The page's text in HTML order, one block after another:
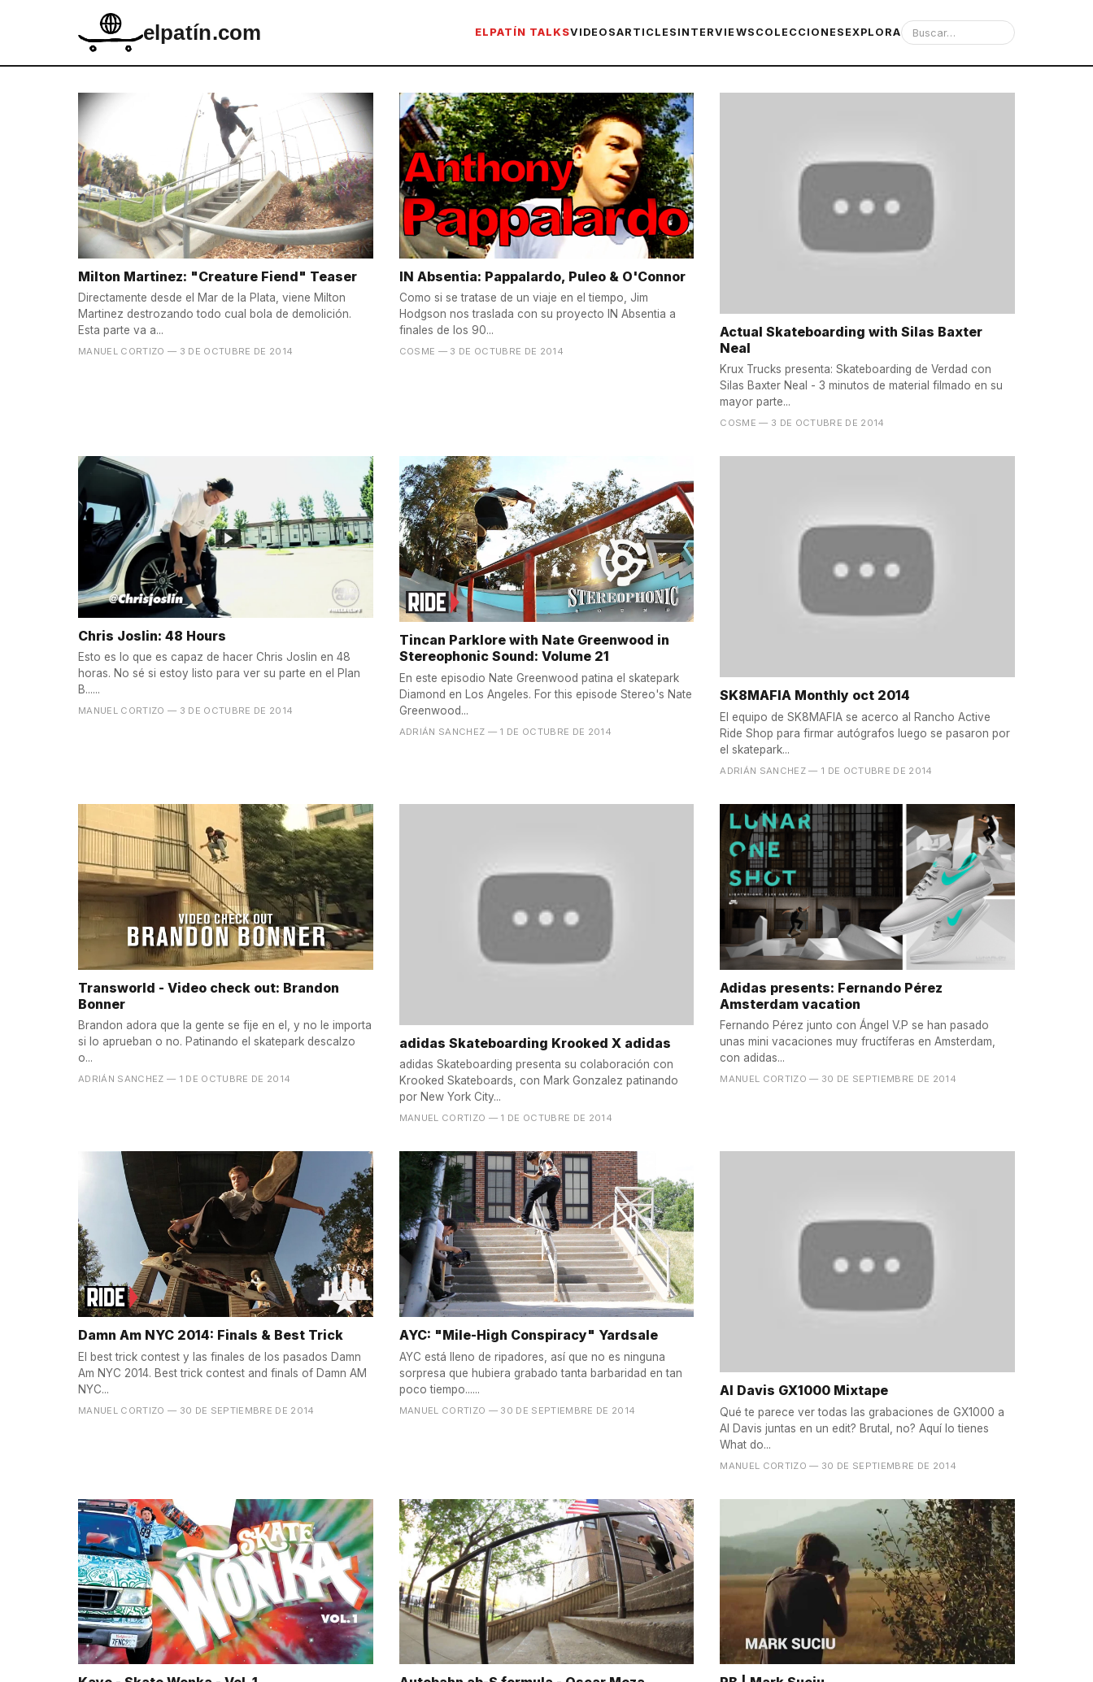
elpatín.com ELPATÍN TALKSVIDEOSARTICLES INTERVIEWS COLECCIONES EXPLORA
Milton Martinez: "Creature Fiend" Teaser
Directamente desde el Mar de la Plata, viene Milton
Martinez destrozando todo cual bola de demolición.
Esta parte va a...
MANUEL CORTIZO — 3 DE OCTUBRE DE 2014
IN Absentia: Pappalardo, Puleo & O'Connor
Como si se tratase de un viaje en el tiempo, Jim
Hodgson nos traslada con su proyecto IN Absentia a
finales de los 90...
COSME — 3 DE OCTUBRE DE 2014
Actual Skateboarding with Silas Baxter
Neal
Krux Trucks presenta: Skateboarding de Verdad con
Silas Baxter Neal - 3 minutos de material filmado en su
mayor parte...
COSME — 3 DE OCTUBRE DE 2014
Chris Joslin: 48 Hours
Esto es lo que es capaz de hacer Chris Joslin en 48
horas. No sé si estoy listo para ver su parte en el Plan
B......
MANUEL CORTIZO — 3 DE OCTUBRE DE 2014
Tincan Parklore with Nate Greenwood in
Stereophonic Sound: Volume 21
En este episodio Nate Greenwood patina el skatepark
Diamond en Los Angeles. For this episode Stereo's Nate
Greenwood...
ADRIÁN SANCHEZ — 1 DE OCTUBRE DE 2014
SK8MAFIA Monthly oct 2014
El equipo de SK8MAFIA se acerco al Rancho Active
Ride Shop para firmar autógrafos luego se pasaron por
el skatepark...
ADRIÁN SANCHEZ — 1 DE OCTUBRE DE 2014
Transworld - Video check out: Brandon
Bonner
Brandon adora que la gente se fije en el, y no le importa
si lo aprueban o no. Patinando el skatepark descalzo
o...
ADRIÁN SANCHEZ — 1 DE OCTUBRE DE 2014
adidas Skateboarding Krooked X adidas
adidas Skateboarding presenta su colaboración con
Krooked Skateboards, con Mark Gonzalez patinando
por New York City...
MANUEL CORTIZO — 1 DE OCTUBRE DE 2014
Adidas presents: Fernando Pérez
Amsterdam vacation
Fernando Pérez junto con Ángel V.P se han pasado
unas mini vacaciones muy fructíferas en Amsterdam,
con adidas...
MANUEL CORTIZO — 30 DE SEPTIEMBRE DE 2014
Damn Am NYC 2014: Finals & Best Trick
El best trick contest y las finales de los pasados Damn
Am NYC 2014. Best trick contest and finals of Damn AM
NYC...
MANUEL CORTIZO — 30 DE SEPTIEMBRE DE 2014
AYC: "Mile-High Conspiracy" Yardsale
AYC está lleno de ripadores, así que no es ninguna
sorpresa que hubiera grabado tanta barbaridad en tan
poco tiempo......
MANUEL CORTIZO — 30 DE SEPTIEMBRE DE 2014
Al Davis GX1000 Mixtape
Qué te parece ver todas las grabaciones de GX1000 a
Al Davis juntas en un edit? Brutal, no? Aquí lo tienes
What do...
MANUEL CORTIZO — 30 DE SEPTIEMBRE DE 2014